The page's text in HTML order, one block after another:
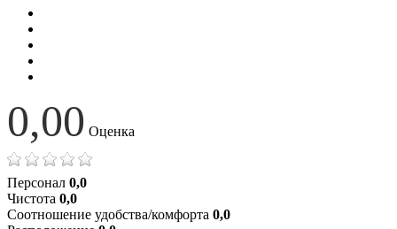
0,00 Оценка
Персонал 0,0
Чистота 0,0
Соотношение удобства/комфорта 0,0